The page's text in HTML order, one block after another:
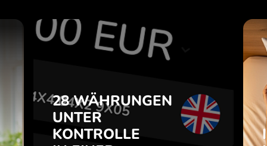
28 WÄHRUNGEN
UNTER
KONTROLLE
28 WÄHRUNGEN
KONTROLLE
IN EINER
PRAKTISCHEN
APP.